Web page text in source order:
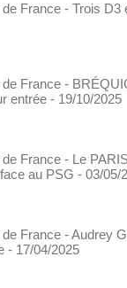
France - Trois D3
de France -
entrée - 19/10/2025
France - Le
au PSG - 03/05/
France - Audrey
- 17/04/2025